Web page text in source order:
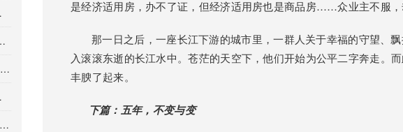
是经济适用房，办不了证，但经济适用房也是商品房……众业主不服，
那一日之后，一座长江下游的城市里，一群人关于幸福的守望、飘
入滚滚东逝的长江水中。苍茫的天空下，他们开始为公平二字奔走。
丰腴了起来。
下篇：五年，不变与变